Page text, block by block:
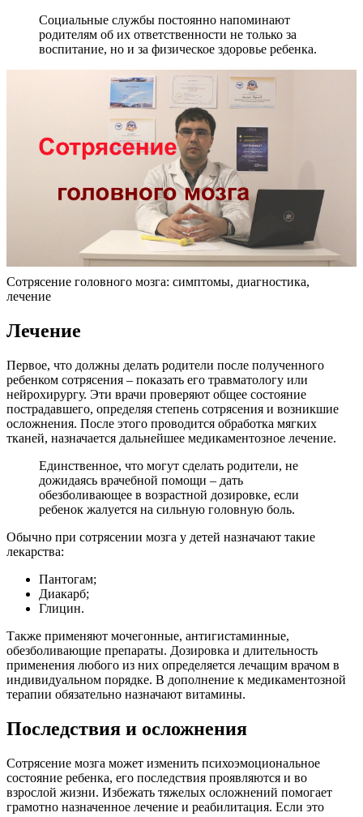
Социальные службы постоянно напоминают
родителям об их ответственности не только за
воспитание, но и за физическое здоровье ребенка.
Сотрясение головного мозга: симптомы, диагностика,
лечение
Лечение
Первое, что должны делать родители после полученного
ребенком сотрясения – показать его травматологу или
нейрохирургу. Эти врачи проверяют общее состояние
пострадавшего, определяя степень сотрясения и возникшие
осложнения. После этого проводится обработка мягких
тканей, назначается дальнейшее медикаментозное лечение.
Единственное, что могут сделать родители, не
дожидаясь врачебной помощи – дать
обезболивающее в возрастной дозировке, если
ребенок жалуется на сильную головную боль.
Обычно при сотрясении мозга у детей назначают такие
лекарства:
Пантогам;
Диакарб;
Глицин.
Также применяют мочегонные, антигистаминные,
обезболивающие препараты. Дозировка и длительность
применения любого из них определяется лечащим врачом в
индивидуальном порядке. В дополнение к медикаментозной
терапии обязательно назначают витамины.
Последствия и осложнения
Сотрясение мозга может изменить психоэмоциональное
состояние ребенка, его последствия проявляются и во
взрослой жизни. Избежать тяжелых осложнений помогает
грамотно назначенное лечение и реабилитация. Если это